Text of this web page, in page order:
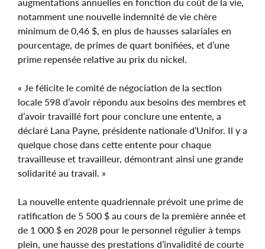
notamment une nouvelle indemnité de vie chère
minimum de 0,46 $, en plus de hausses salariales en
pourcentage, de primes de quart bonifiées, et d’une
prime repensée relative au prix du nickel.
« Je félicite le comité de négociation de la section
locale 598 d’avoir répondu aux besoins des membres et
d’avoir travaillé fort pour conclure une entente, a
déclaré Lana Payne, présidente nationale d’Unifor. Il y a
quelque chose dans cette entente pour chaque
travailleuse et travailleur, démontrant ainsi une grande
solidarité au travail. »
La nouvelle entente quadriennale prévoit une prime de
ratification de 5 500 $ au cours de la première année et
de 1 000 $ en 2028 pour le personnel régulier à temps
plein, une hausse des prestations d’invalidité de courte